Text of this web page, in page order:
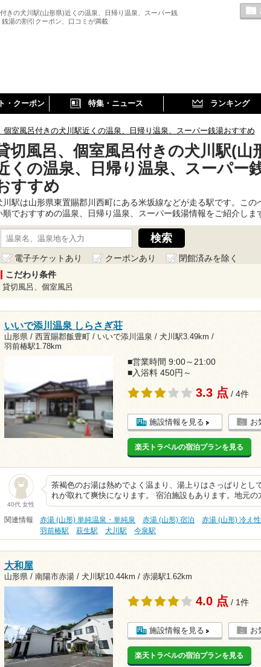
きの犬川駅(山形県)近くの温泉、日帰り温泉、スーパー銭
湯の割引クーポン、口コミが満載
・クーポン 特集・ニュース ランキング
個室風呂付きの犬川駅近くの温泉、日帰り温泉、スーパー銭湯おすすめ
切風呂、個室風呂付きの犬川駅(山
くの温泉、日帰り温泉、スーパー
すすめ
川駅は山形県東置賜郡川西町にある米坂線などが走る駅です。こ
順でおすすめの温泉、日帰り温泉、スーパー銭湯情報をご紹介しま
電子チケットあり クーポンあり
閉館済みを除く
こだわり条件
貸切風呂、個室風呂
いいで添川温泉 しらさぎ荘
山形県 / 西置賜郡飯豊町 / いいで添川温泉 / 犬川駅3.49km /
羽前椿駅1.78km
■営業時間 9:00～21:00
■入浴料 450円～
3.3 点 / 4件
施設情報を見る お
楽天トラベルの宿泊プランを見る
40代 女性
茶褐色のお湯は熱めでよく温まり、湯上りはさっぱりとし
れが取れて爽快になります。 宿泊施設もあります。地元の
関連情報 赤湯 (山形) 単純温泉・単純泉 赤湯 (山形) 宿泊 赤湯 (山形) 冷え性
羽前椿駅
萩生駅 犬川駅 今泉駅
大和屋
山形県 / 南陽市赤湯 / 犬川駅10.44km / 赤湯駅1.62km
4.0 点 / 1件
施設情報を見る お
楽天トラベルの宿泊プランを見る